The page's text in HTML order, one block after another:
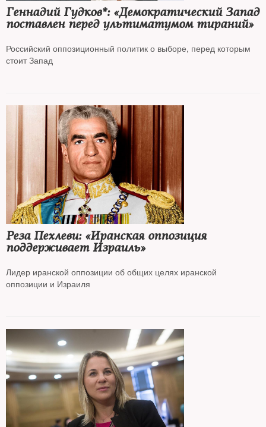
Геннадий Гудков*: «Демократический Запад
поставлен перед ультиматумом тираний»
Российский оппозиционный политик о выборе, перед которым
стоит Запад
Реза Пехлеви: «Иранская оппозиция
поддерживает Израиль»
Лидер иранской оппозиции об общих целях иранской
оппозиции и Израиля